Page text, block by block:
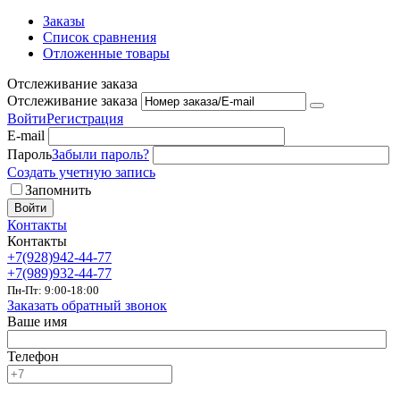
Заказы
Список сравнения
Отложенные товары
Отслеживание заказа
Отслеживание заказа
ВойтиРегистрация
E-mail
ПарольЗабыли пароль?
Создать учетную запись
Запомнить
Войти
Контакты
Контакты
+7(928)942-44-77
+7(989)932-44-77
Пн-Пт: 9:00-18:00
Заказать обратный звонок
Ваше имя
Телефон